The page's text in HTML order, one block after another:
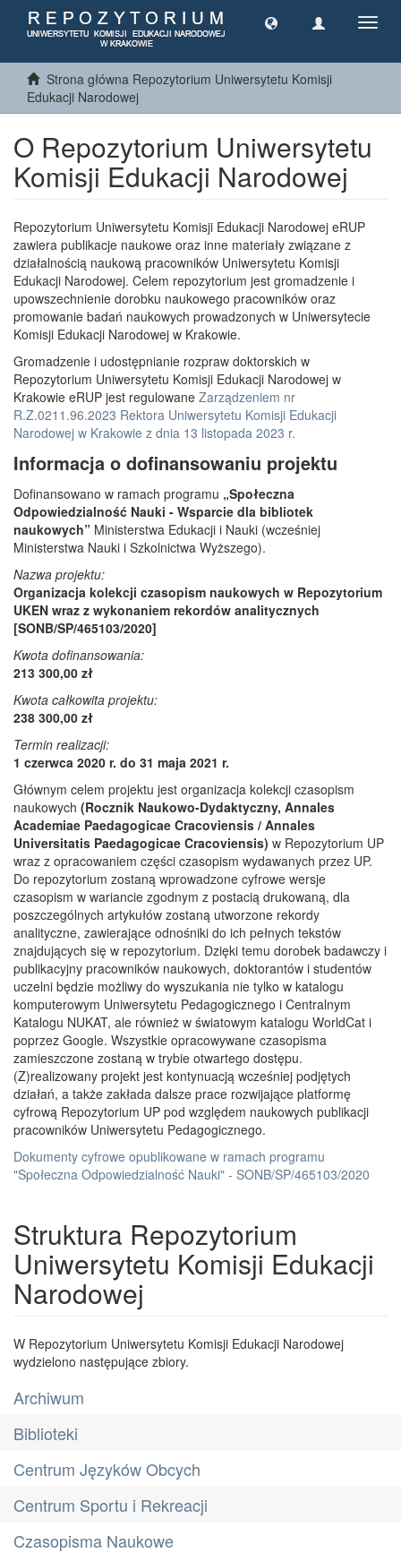
Strona główna Repozytorium Uniwersytetu Komisji
Edukacji Narodowej
O Repozytorium Uniwersytetu
Komisji Edukacji Narodowej
Repozytorium Uniwersytetu Komisji Edukacji Narodowej eRUP
zawiera publikacje naukowe oraz inne materiały związane z
działalnością naukową pracowników Uniwersytetu Komisji
Edukacji Narodowej. Celem repozytorium jest gromadzenie i
upowszechnienie dorobku naukowego pracowników oraz
promowanie badań naukowych prowadzonych w Uniwersytecie
Komisji Edukacji Narodowej w Krakowie.
Gromadzenie i udostępnianie rozpraw doktorskich w
Repozytorium Uniwersytetu Komisji Edukacji Narodowej w
Krakowie eRUP jest regulowane Zarządzeniem nr
R.Z.0211.96.2023 Rektora Uniwersytetu Komisji Edukacji
Narodowej w Krakowie z dnia 13 listopada 2023 r.
Informacja o dofinansowaniu projektu
Dofinansowano w ramach programu „Społeczna
Odpowiedzialność Nauki - Wsparcie dla bibliotek
naukowych” Ministerstwa Edukacji i Nauki (wcześniej
Ministerstwa Nauki i Szkolnictwa Wyższego).
Nazwa projektu:
Organizacja kolekcji czasopism naukowych w Repozytorium
UKEN wraz z wykonaniem rekordów analitycznych
[SONB/SP/465103/2020]
Kwota dofinansowania:
213 300,00 zł
Kwota całkowita projektu:
238 300,00 zł
Termin realizacji:
1 czerwca 2020 r. do 31 maja 2021 r.
Głównym celem projektu jest organizacja kolekcji czasopism
naukowych (Rocznik Naukowo-Dydaktyczny, Annales
Academiae Paedagogicae Cracoviensis / Annales
Universitatis Paedagogicae Cracoviensis) w Repozytorium UP
wraz z opracowaniem części czasopism wydawanych przez UP.
Do repozytorium zostaną wprowadzone cyfrowe wersje
czasopism w wariancie zgodnym z postacią drukowaną, dla
poszczególnych artykułów zostaną utworzone rekordy
analityczne, zawierające odnośniki do ich pełnych tekstów
znajdujących się w repozytorium. Dzięki temu dorobek badawczy i
publikacyjny pracowników naukowych, doktorantów i studentów
uczelni będzie możliwy do wyszukania nie tylko w katalogu
komputerowym Uniwersytetu Pedagogicznego i Centralnym
Katalogu NUKAT, ale również w światowym katalogu WorldCat i
poprzez Google. Wszystkie opracowywane czasopisma
zamieszczone zostaną w trybie otwartego dostępu.
(Z)realizowany projekt jest kontynuacją wcześniej podjętych
działań, a także zakłada dalsze prace rozwijające platformę
cyfrową Repozytorium UP pod względem naukowych publikacji
pracowników Uniwersytetu Pedagogicznego.
Dokumenty cyfrowe opublikowane w ramach programu
"Społeczna Odpowiedzialność Nauki" - SONB/SP/465103/2020
Struktura Repozytorium
Uniwersytetu Komisji Edukacji
Narodowej
W Repozytorium Uniwersytetu Komisji Edukacji Narodowej
wydzielono następujące zbiory.
Archiwum
Biblioteki
Centrum Języków Obcych
Centrum Sportu i Rekreacji
Czasopisma Naukowe